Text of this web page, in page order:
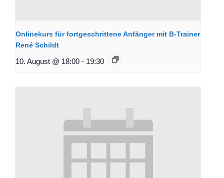
Onlinekurs für fortgeschrittene Anfänger mit B-Trainer
René Schildt
10. August @ 18:00 - 19:30